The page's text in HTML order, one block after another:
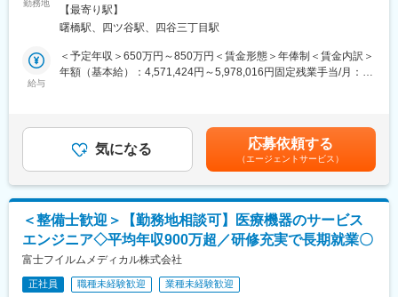
デミカルな営業スタイルを重要視しています。
（1）製品PR活動
等）
（3）ドクター・ナースへの勉強会（独自の教育施設等を使用）
▽入社後のイメージ
ご経験にもよりますが、基本的には座学研修を1週間実施したあ
と、営業同行やオペの見学を行いながら半年～1年ほどかけて教育
していきます。
▽働き方
製品特性上、緊急の呼び出しが基本的に発生せず、手術の立ち会
い頻度も少ないため、安定的に働くことができます。年間休日も
124日、退職金制度など福利厚生も充実しており、長期的に就業
ェーズで重要になるのが、これらの既存顧客に新機能を継続的に
届け、現場で"使える状態"まで定着させていくことです。 そこで
今回、機能の提供設計と実行体制を強化するため、本ポジション
の募集を開始しました。
です。提供戦略の設計から関係者との合意形成、定着支援、フィ
ードバックの開発還元までを担い、加えてカスタマーサクセスが
中長期で機能し続ける仕組みづくりと担当顧客との関係性改善も
【業務内容】
・既存顧客への提供戦略を設計する（先行提供・段階展開・対象
範囲・提供条件の定義）
・社内外の利害関係者（顧客・開発・セールス・サポート）との
合意形成
・利用開始ガイド・注意事項・説明資料など、現場定着に必要な
勤務地
受動喫煙対策：敷地内全面禁煙変更の範囲：会社の定める事業所
（リモートワーク含む）
【最寄り駅】
曙橋駅、四ツ谷駅、四谷三丁目駅
給与
＜予定年収＞650万円～850万円＜賃金形態＞年俸制＜賃金内訳＞
年額（基本給）：4,571,424円～5,978,016円固定残業手当/月：
給与補足＞※面談を通じてスキル等をもとに決定します。賃金はあ
くまでも目安の金額であり、選考を通じて上下する可能性があり
ます。月給(月額)は固定手当を含めた表記です。
気になる 応募依頼する
（エージェントサービス）
＜整備士歓迎＞【勤務地相談可】医療機器のサービス
エンジニア◇平均年収900万超／研修充実で長期就業〇
富士フイルムメディカル株式会社
正社員 職種未経験歓迎 業種未経験歓迎